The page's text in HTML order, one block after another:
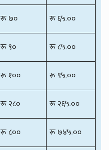
रू ७०
रू ६५.००
रू ९०
रू ८५.००
रू १००
रू ९५.००
रू २८०
रू २६५.००
रू ८००
रू ७४५.००